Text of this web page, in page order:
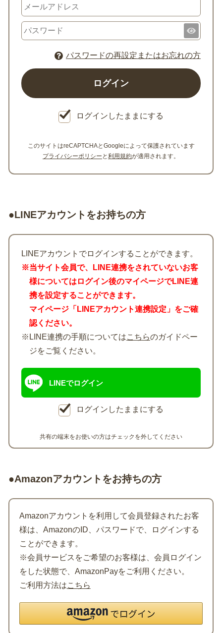
パスワードの再設定またはお忘れの方
ログインしたままにする
このサイトはreCAPTCHAとGoogleによって保護されています
プライバシーポリシー と 利用規約が適用されます。
●LINEアカウントをお持ちの方
LINEアカウントでログインすることができます。
※当サイト会員で、LINE連携をされていないお客
様についてはログイン後のマイページでLINE連
携を設定することができます。
マイページ「LINEアカウント連携設定」をご確
認ください。
※LINE連携の手順についてはこちらのガイドペー
ジをご覧ください。
LINEでログイン
ログインしたままにする
共有の端末をお使いの方はチェックを外してください
●Amazonアカウントをお持ちの方
Amazonアカウントを利用して会員登録されたお客
様は、AmazonのID、パスワードで、ログインする
ことができます。
※会員サービスをご希望のお客様は、会員ログイン
をした状態で、AmazonPayをご利用ください。
ご利用方法はこちら